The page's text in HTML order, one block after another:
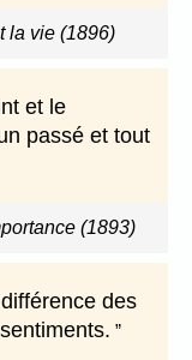
la vie (1896)
et le
passé et tout
(1893)
des